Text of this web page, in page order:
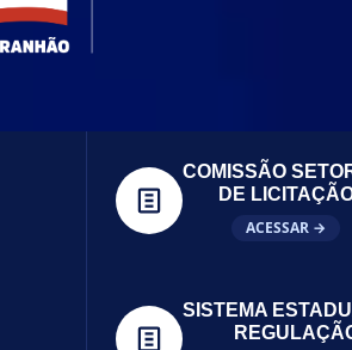
COMISSÃO
DE
ACESSAR →
SISTEMA